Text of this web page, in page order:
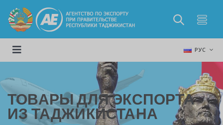
РУС
ТОВАРЫ ДЛЯ ЭКСПОРТА
ИЗ ТАДЖИКИСТАНА